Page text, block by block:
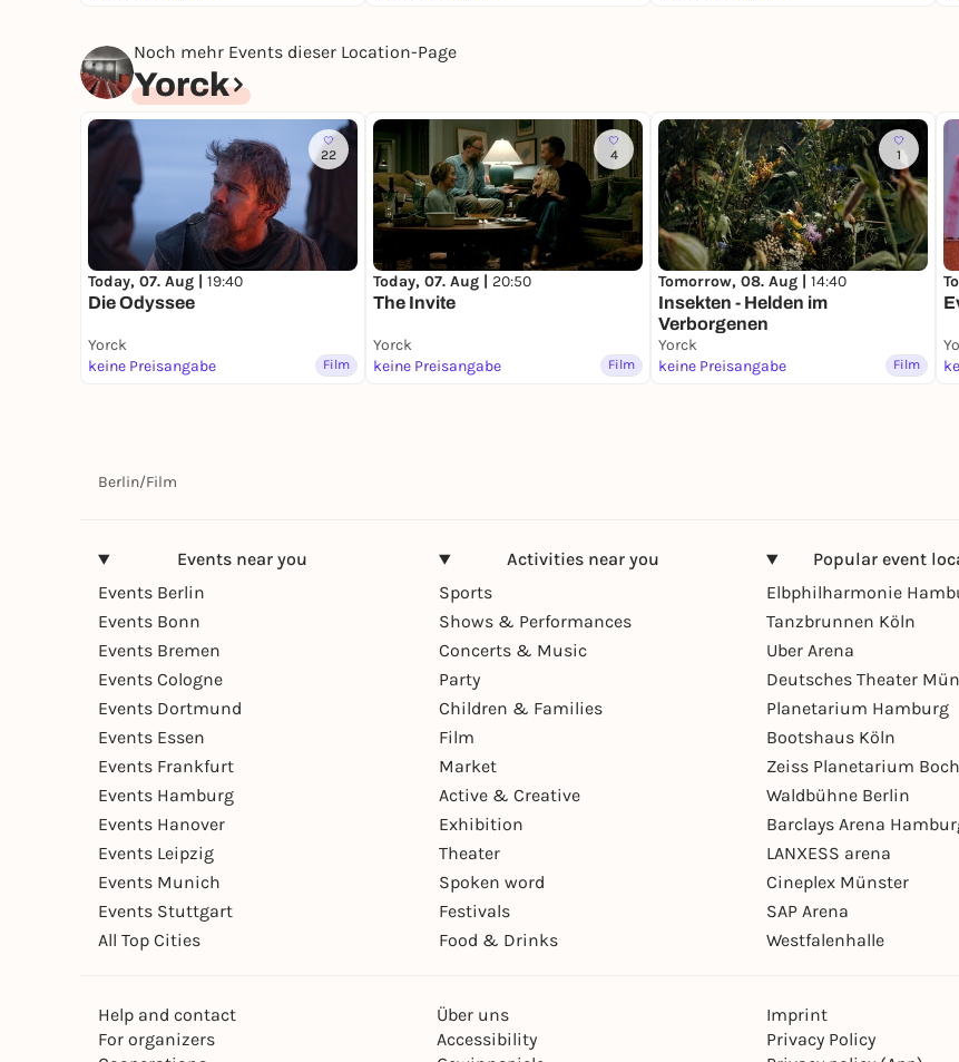
Noch mehr Events dieser Location-Page
Yorck
22
Today, 07. Aug | 19:40
Die Odyssee
Yorck
keine Preisangabe
Film
4
Today, 07. Aug | 20:50
The Invite
Yorck
keine Preisangabe
Film
1
Tomorrow, 08. Aug | 14:40
Insekten - Helden im
Verborgenen
Yorck
keine Preisangabe
Film
Berlin/Film
Events near you
Events Berlin
Events Bonn
Events Bremen
Events Cologne
Events Dortmund
Events Essen
Events Frankfurt
Events Hamburg
Events Hanover
Events Leipzig
Events Munich
Events Stuttgart
All Top Cities
Activities near you
Sports
Shows & Performances
Concerts & Music
Party
Children & Families
Film
Market
Active & Creative
Exhibition
Theater
Spoken word
Festivals
Food & Drinks
Popular event
Elbphilharmonie
Tanzbrunnen Köln
Uber Arena
Deutsches Theater
Planetarium Hamburg
Bootshaus Köln
Zeiss Planetarium
Waldbühne Berlin
Barclays Arena
LANXESS arena
Cineplex Münster
SAP Arena
Westfalenhalle
Help and contact
For organizers
Über uns
Accessibility
Imprint
Privacy Policy